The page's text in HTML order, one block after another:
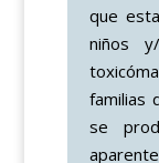
que
niños
familias
se